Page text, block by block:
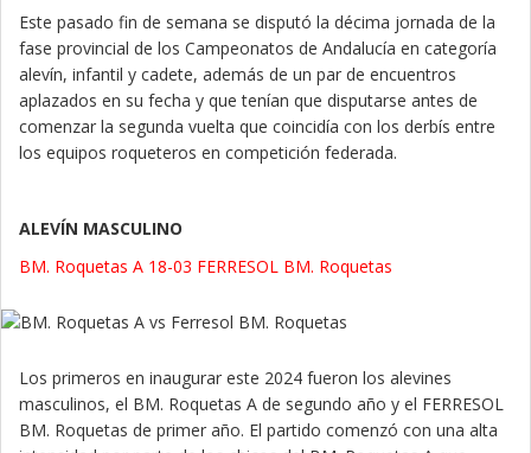
Este pasado fin de semana se disputó la décima jornada de la
fase provincial de los Campeonatos de Andalucía en categoría
alevín, infantil y cadete, además de un par de encuentros
aplazados en su fecha y que tenían que disputarse antes de
comenzar la segunda vuelta que coincidía con los derbís entre
los equipos roqueteros en competición federada.
ALEVÍN MASCULINO
BM. Roquetas A 18-03 FERRESOL BM. Roquetas
Los primeros en inaugurar este 2024 fueron los alevines
masculinos, el BM. Roquetas A de segundo año y el FERRESOL
BM. Roquetas de primer año. El partido comenzó con una alta